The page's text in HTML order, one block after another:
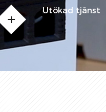
Utökad tjänst